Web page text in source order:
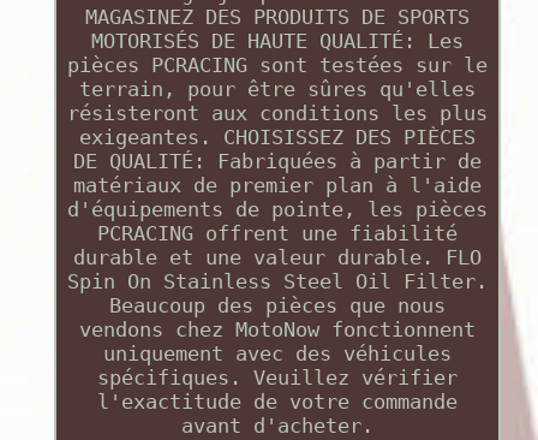
MAGASINEZ DES PRODUITS DE SPORTS
MOTORISÉS DE HAUTE QUALITÉ: Les
pièces PCRACING sont testées sur le
terrain, pour être sûres qu'elles
résisteront aux conditions les plus
exigeantes. CHOISISSEZ DES PIÈCES
DE QUALITÉ: Fabriquées à partir de
matériaux de premier plan à l'aide
d'équipements de pointe, les pièces
PCRACING offrent une fiabilité
durable et une valeur durable. FLO
Spin On Stainless Steel Oil Filter.
Beaucoup des pièces que nous
vendons chez MotoNow fonctionnent
uniquement avec des véhicules
spécifiques. Veuillez vérifier
l'exactitude de votre commande
avant d'acheter.